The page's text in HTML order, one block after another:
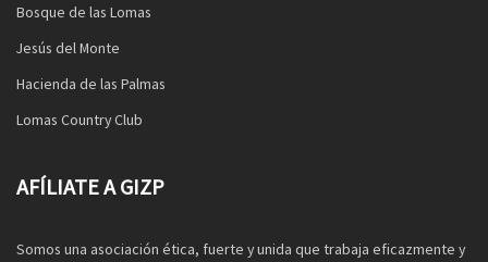
Bosque de las Lomas
Jesús del Monte
Hacienda de las Palmas
Lomas Country Club
AFÍLIATE A GIZP
Somos una asociación ética, fuerte y unida que trabaja eficazmente y